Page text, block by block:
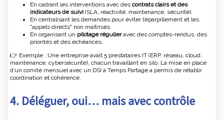
En cadrant les interventions avec des contrats clairs et des
indicateurs de suivi (SLA, réactivité, maintenance, sécurité).
En centralisant les demandes pour éviter l’éparpillement et les
"appels directs" non maîtrisés.
En organisant un pilotage régulieravec des comptes-rendus, des
priorités et des échéances.
👉 Exemple : Une entreprise avait 5 prestataires IT (ERP, réseau, cloud,
maintenance, cybersécurité), chacun travaillant en silo. La mise en place
d’un comité mensuel avec un DSI à Temps Partagé a permis de rétablir
coordination et cohérence.
4. Déléguer, oui… mais avec contrôle